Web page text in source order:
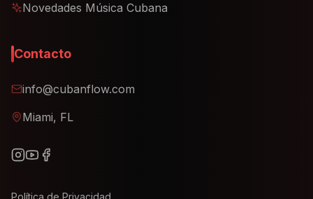
Novedades Música Cubana
Contacto
info@cubanflow.com
Miami, FL
Política de Privacidad